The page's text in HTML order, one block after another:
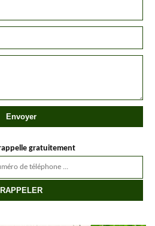
gratuitement